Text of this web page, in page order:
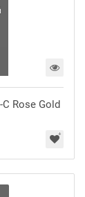
Rose Gold